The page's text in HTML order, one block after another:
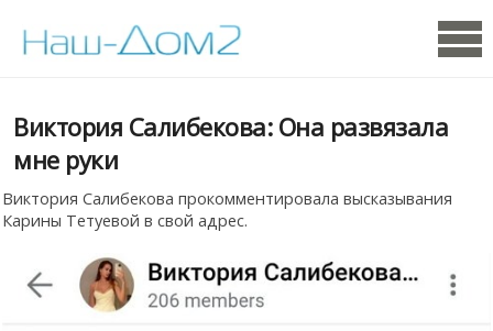
Виктория Салибекова: Она развязала
мне руки
Виктория Салибекова прокомментировала высказывания
Карины Тетуевой в свой адрес.